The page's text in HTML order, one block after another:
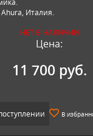
Италия.
НЕТ В НАЛИЧИИ
Цена:
11 700 руб.
В